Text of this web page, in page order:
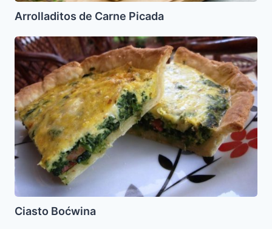
Arrolladitos de Carne Picada
Ciasto
Boćwina
Ciasto Boćwina